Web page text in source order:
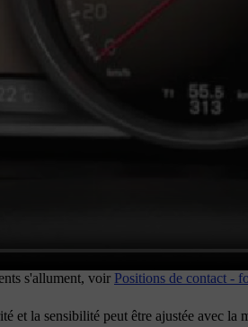
s'allument, voir Positions de contact -
et la sensibilité peut être ajustée avec la